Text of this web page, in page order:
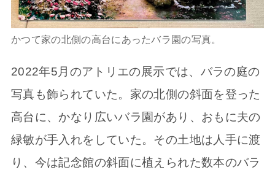
かつて家の北側の高台にあったバラ園の写真。
2022年5月のアトリエの展示では、バラの庭の
写真も飾られていた。家の北側の斜面を登った
高台に、かなり広いバラ園があり、おもに夫の
緑敏が手入れをしていた。その土地は人手に渡
り、今は記念館の斜面に植えられた数本のバラ